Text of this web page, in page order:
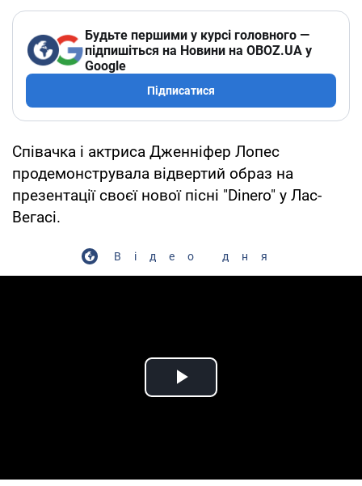
Будьте першими у курсі головного —
підпишіться на Новини на OBOZ.UA у
Google
Підписатися
Співачка і актриса Дженніфер Лопес
продемонструвала відвертий образ на
презентації своєї нової пісні "Dinero" у Лас-
Вегасі.
Відео дня
Play Video